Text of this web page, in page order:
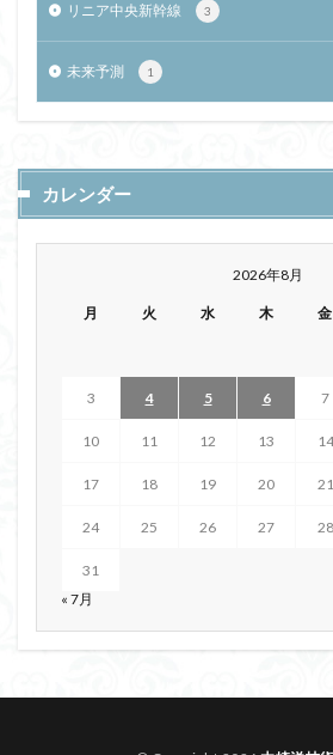
リニア中央新幹線 3
未来予測 1
カレンダー
2026年8月
月 火 水 木 金
3 4 5 6 7
10 11 12 13 14
17 18 19 20 21
24 25 26 27 28
31
« 7月